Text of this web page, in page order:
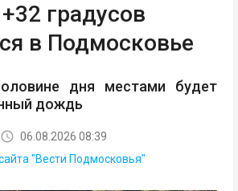
градусов
в Подмосковье
дня местами будет
дождь
06.08.2026 08:39
"Вести Подмосковья"